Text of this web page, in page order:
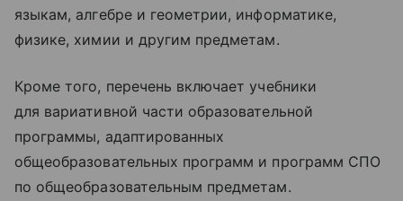
языкам, алгебре и геометрии, информатике,
физике, химии и другим предметам.
Кроме того, перечень включает учебники
для вариативной части образовательной
программы, адаптированных
общеобразовательных программ и программ СПО
по общеобразовательным предметам.